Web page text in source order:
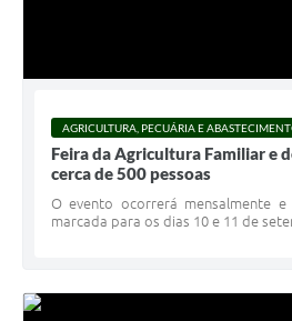
AGRICULTURA, PECUÁRIA E
Feira da Agricultura Familiar e
cerca de 500 pessoas
O evento ocorrerá mensalmente
marcada para os dias 10 e 11 de